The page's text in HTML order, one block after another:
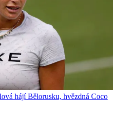
hájí Bělorusku, hvězdná Coco